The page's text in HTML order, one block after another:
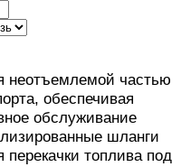
неотъемлемой частью
обеспечивая
обслуживание
шланги
топлива под